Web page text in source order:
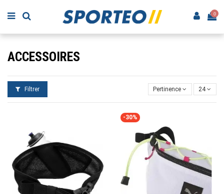
0
ACCESSOIRES
Filtrer Pertinence 24
-30%